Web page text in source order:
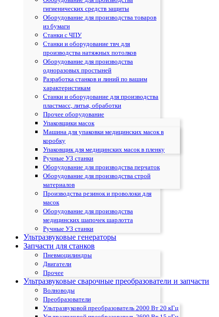
гигиенических средств защиты
Оборудование для производства товаров
из бумаги
Станки с ЧПУ
Cтанки и оборудование твч для
производства натяжных потолков
Oборудование для производства
одноразовых простыней
Разработка станков и линий по вашим
характеристикам
Станки и оборудование для производства
пластмасс, литья, обработки
Прочее оборудование
Упаковщики масок
Машина для упаковки медицинских масок в
коробку
Упаковщик для медицинских масок в пленку
Ручные УЗ станки
Оборудование для производства перчаток
Оборудование для производства строй
материалов
Производства резинок и проволоки для
масок
Оборудование для производства
медицинских шапочек шарлотта
Ручные УЗ станки
Ультразвуковые генераторы
Запчасти для станков
Пневмоцилиндры
Двигатели
Прочее
Ультразвуковые сварочные преобразователи и запчасти
Волноводы
Преобразователи
Ультразвуковой преобразователь 2000 Вт 20 кГц